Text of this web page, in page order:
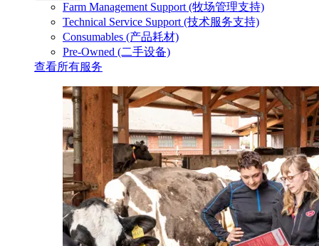
Farm Management Support (牧场管理支持)
Technical Service Support (技术服务支持)
Consumables (产品耗材)
Pre-Owned (二手设备)
查看所有服务